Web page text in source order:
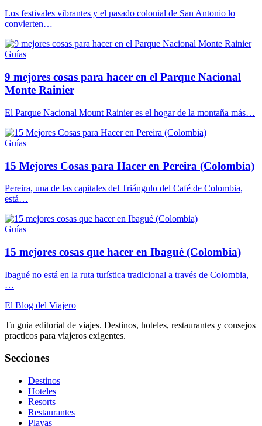
Los festivales vibrantes y el pasado colonial de San Antonio lo
convierten…
Guías
9 mejores cosas para hacer en el Parque Nacional
Monte Rainier
El Parque Nacional Mount Rainier es el hogar de la montaña más…
Guías
15 Mejores Cosas para Hacer en Pereira (Colombia)
Pereira, una de las capitales del Triángulo del Café de Colombia,
está…
Guías
15 mejores cosas que hacer en Ibagué (Colombia)
Ibagué no está en la ruta turística tradicional a través de Colombia,
…
El Blog del Viajero
Tu guia editorial de viajes. Destinos, hoteles, restaurantes y consejos
practicos para viajeros exigentes.
Secciones
Destinos
Hoteles
Resorts
Restaurantes
Playas